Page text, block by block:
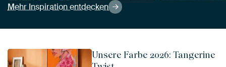
Mehr Inspiration entdecken
Unsere Farbe 2026: Tangerine